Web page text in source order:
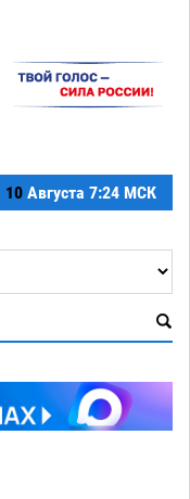
10 Августа 7:24 МСК